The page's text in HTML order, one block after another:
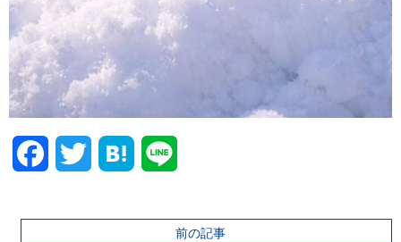
FacebookTwitter
前の記事